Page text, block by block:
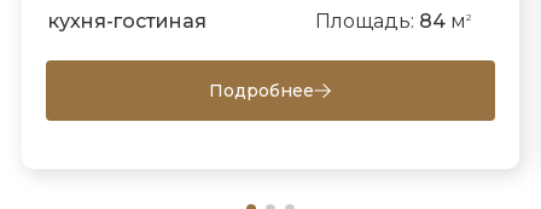
кухня-гостиная
Площадь: 84м 2
Подробнее